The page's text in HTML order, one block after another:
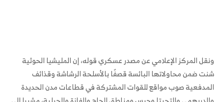
ونقل المركز الإعلامي عن مصدر عسكري قوله، إن المليشيا الحوثية
شنت ضمن محاولاتها البائسة قصفًا بالأسلحة الرشاشة وقذائف
المدفعية صوب مواقع للقوات المشتركة في قطاعات مدن الحديدة